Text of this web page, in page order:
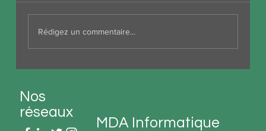
Rédigez un commentaire...
MDA Informatique
Nos
réseaux